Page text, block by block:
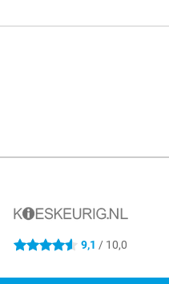
4.6 sterren 9,1 / 10,0